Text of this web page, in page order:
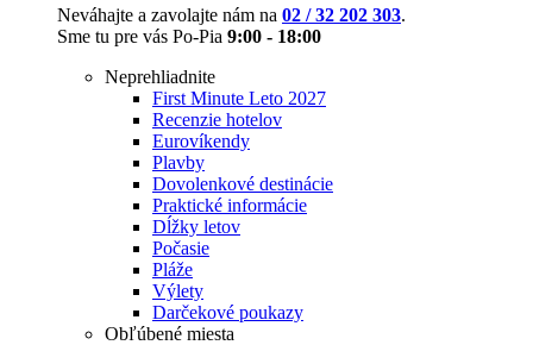
Neváhajte a zavolajte nám na 02 / 32 202 303.
Sme tu pre vás Po-Pia 9:00 - 18:00
Neprehliadnite
First Minute Leto 2027
Recenzie hotelov
Eurovíkendy
Plavby
Dovolenkové destinácie
Praktické informácie
Dĺžky letov
Počasie
Pláže
Výlety
Darčekové poukazy
Obľúbené miesta